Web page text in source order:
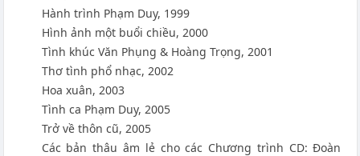
Hành trình Phạm Duy, 1999
Hình ảnh một buổi chiều, 2000
Tình khúc Văn Phụng & Hoàng Trọng, 2001
Thơ tình phổ nhạc, 2002
Hoa xuân, 2003
Tình ca Phạm Duy, 2005
Trở về thôn cũ, 2005
Các bản thâu âm lẻ cho các Chương trình CD: Đoàn